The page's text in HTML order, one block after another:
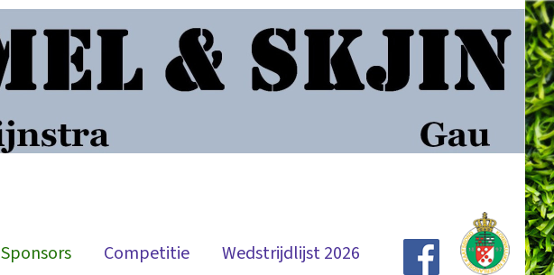
Sponsors Competitie
Wedstrijdlijst 2026